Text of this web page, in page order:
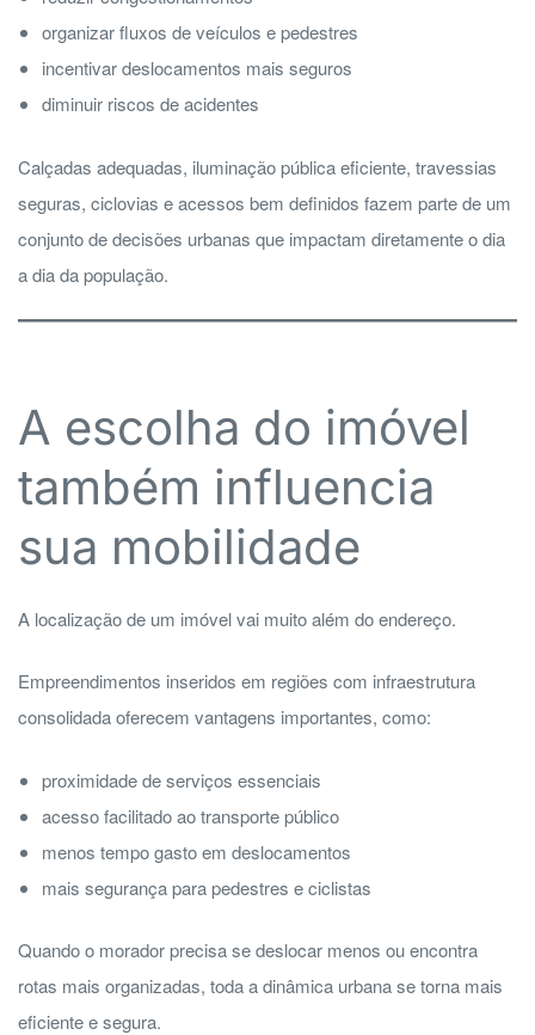
organizar fluxos de veículos e pedestres
incentivar deslocamentos mais seguros
diminuir riscos de acidentes
Calçadas adequadas, iluminação pública eficiente, travessias
seguras, ciclovias e acessos bem definidos fazem parte de um
conjunto de decisões urbanas que impactam diretamente o dia
a dia da população.
A escolha do imóvel
também influencia
sua mobilidade
A localização de um imóvel vai muito além do endereço.
Empreendimentos inseridos em regiões com infraestrutura
consolidada oferecem vantagens importantes, como:
proximidade de serviços essenciais
acesso facilitado ao transporte público
menos tempo gasto em deslocamentos
mais segurança para pedestres e ciclistas
Quando o morador precisa se deslocar menos ou encontra
rotas mais organizadas, toda a dinâmica urbana se torna mais
eficiente e segura.